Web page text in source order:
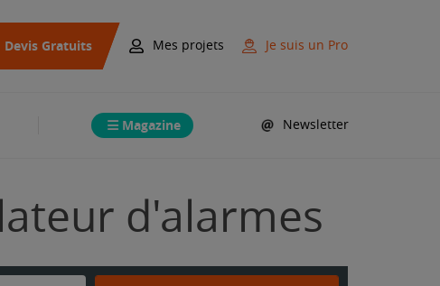
Devis Gratuits Mes projets Je suis un Pro
Magazine Newsletter
d'alarmes